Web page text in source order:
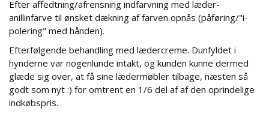
Efter affedtning/afrensning indfarvning med læder-
anillinfarve til ønsket dækning af farven opnås (påføring/"i-
polering" med hånden).
Efterfølgende behandling med lædercreme. Dunfyldet i
hynderne var nogenlunde intakt, og kunden kunne dermed
glæde sig over, at få sine lædermøbler tilbage, næsten så
godt som nyt :) for omtrent en 1/6 del af af den oprindelige
indkøbspris.